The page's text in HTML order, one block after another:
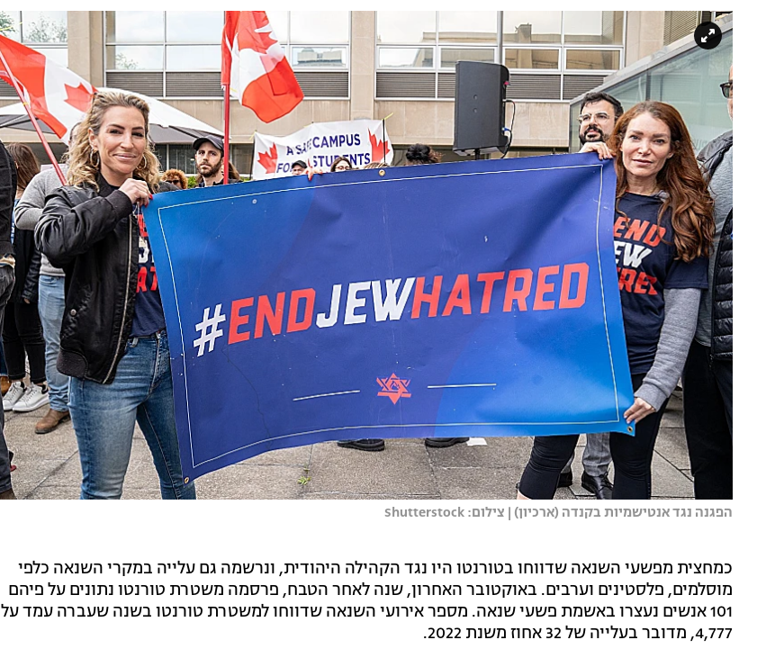
הפגנה נגד אנטישמיות בקנדה (ארכיון) | צילום: Shutterstock
כמחצית מפשעי השנאה שדווחו בטורנטו היו נגד הקהילה היהודית, ונרשמה גם עלייה במקרי השנאה כלפי
מוסלמים, פלסטינים וערבים. באוקטובר האחרון, שנה לאחר הטבח, פרסמה משטרת טורנטו נתונים על פיהם
101 אנשים נעצרו באשמת פשעי שנאה. מספר אירועי השנאה שדווחו למשטרת טורנטו בשנה שעברה עמד על
4,777, מדובר בעלייה של 32 אחוז משנת 2022.